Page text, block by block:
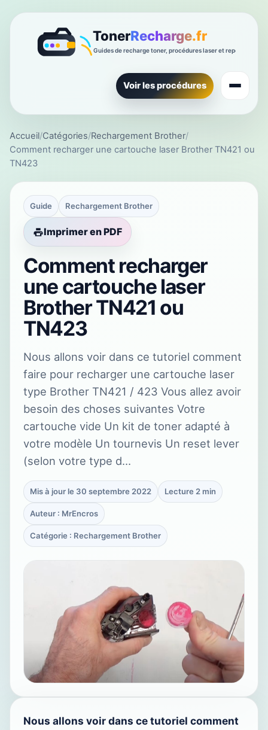
Voir les procédures
Accueil/Catégories/Rechargement Brother/
Comment recharger une cartouche laser Brother TN421 ou
TN423
Guide Rechargement Brother
Imprimer en PDF
Comment recharger
une cartouche laser
Brother TN421 ou
TN423
Nous allons voir dans ce tutoriel comment
faire pour recharger une cartouche laser
type Brother TN421 / 423 Vous allez avoir
besoin des choses suivantes Votre
cartouche vide Un kit de toner adapté à
votre modèle Un tournevis Un reset lever
(selon votre type d…
Mis à jour le 30 septembre 2022 Lecture 2 min
Auteur : MrEncros
Catégorie : Rechargement Brother
Nous allons voir dans ce tutoriel comment